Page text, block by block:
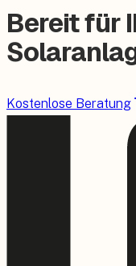
Bereit für
Kostenlose Beratung